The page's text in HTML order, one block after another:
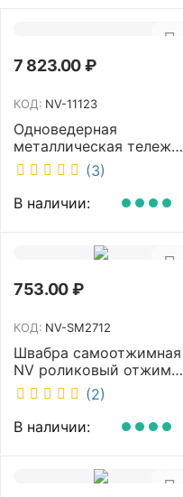
7 823.00₽
КОД: NV-11123
Одноведерная
металлическая тележка
с отжимом и корзинкой
под химию NV 23 л NV-
11123
(3)
В наличии:
753.00₽
КОД: NV-SM2712
Швабра самоотжимная
NV роликовый отжим
насадка PVA 27 см
телескопическая
рукоятка 70-125 см NV-
SM2712
(2)
В наличии: